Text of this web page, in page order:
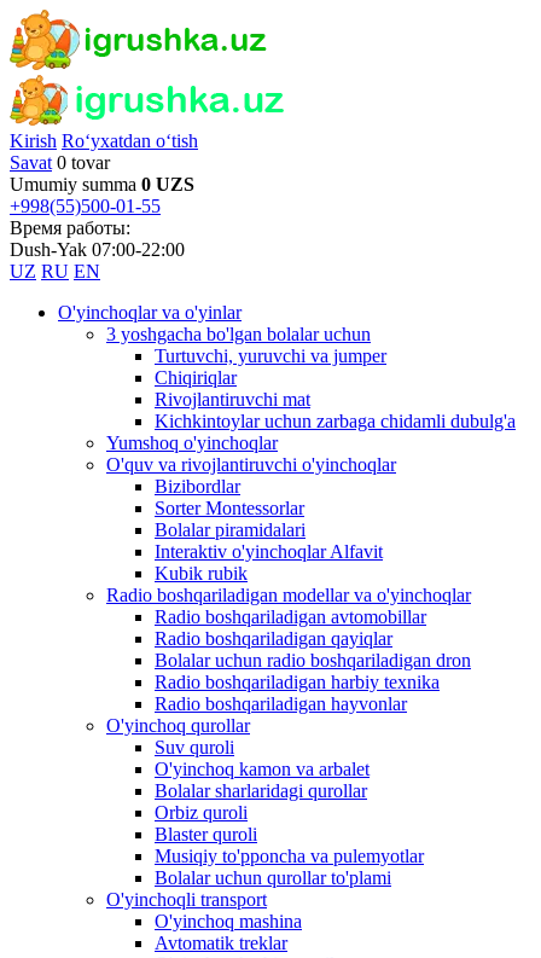
Kirish Ro‘yxatdan o‘tish
Savat 0 tovar
Umumiy summa 0 UZS
+998(55)500-01-55
Время работы:
Dush-Yak 07:00-22:00
UZ RU EN
O'yinchoqlar va o'yinlar
3 yoshgacha bo'lgan bolalar uchun
Turtuvchi, yuruvchi va jumper
Chiqiriqlar
Rivojlantiruvchi mat
Kichkintoylar uchun zarbaga chidamli dubulg'a
Yumshoq o'yinchoqlar
O'quv va rivojlantiruvchi o'yinchoqlar
Bizibordlar
Sorter Montessorlar
Bolalar piramidalari
Interaktiv o'yinchoqlar Alfavit
Kubik rubik
Radio boshqariladigan modellar va o'yinchoqlar
Radio boshqariladigan avtomobillar
Radio boshqariladigan qayiqlar
Bolalar uchun radio boshqariladigan dron
Radio boshqariladigan harbiy texnika
Radio boshqariladigan hayvonlar
O'yinchoq qurollar
Suv quroli
O'yinchoq kamon va arbalet
Bolalar sharlaridagi qurollar
Orbiz quroli
Blaster quroli
Musiqiy to'pponcha va pulemyotlar
Bolalar uchun qurollar to'plami
O'yinchoqli transport
O'yinchoq mashina
Avtomatik treklar